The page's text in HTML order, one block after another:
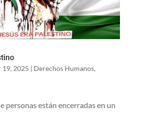
19, 2025 | Derechos Humanos,
personas están encerradas en un